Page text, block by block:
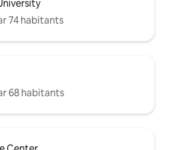
74 habitants
68 habitants